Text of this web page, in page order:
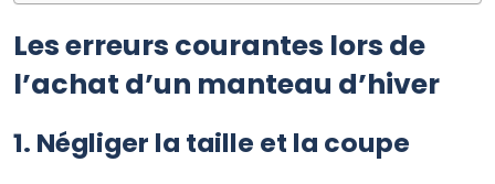
Les erreurs courantes lors de
l’achat d’un manteau d’hiver
1. Négliger la taille et la coupe